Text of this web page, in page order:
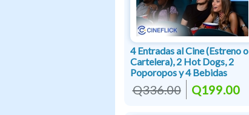
4 Entradas al Cine (Estreno o
Cartelera), 2 Hot Dogs, 2
Poporopos y 4 Bebidas
Q336.00 Q199.00